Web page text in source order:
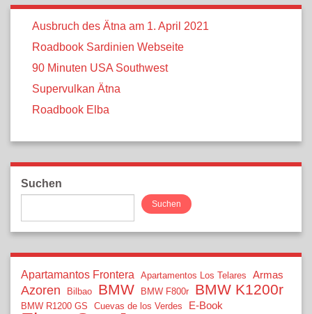
Ausbruch des Ätna am 1. April 2021
Roadbook Sardinien Webseite
90 Minuten USA Southwest
Supervulkan Ätna
Roadbook Elba
Suchen
Suchen
Apartamantos Frontera Apartamentos Los Telares Armas
Azoren Bilbao BMW BMW F800r BMW K1200r
BMW R1200 GS Cuevas de los Verdes E-Book